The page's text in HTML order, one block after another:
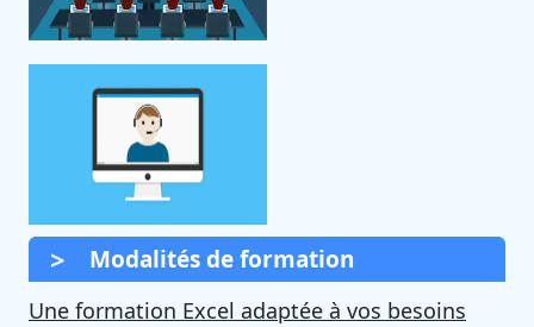
Modalités de formation
Une formation Excel adaptée à vos besoins